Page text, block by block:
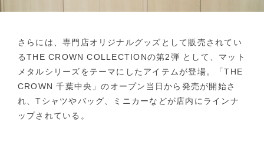
さらには、専門店オリジナルグッズとして販売されてい
るTHE CROWN COLLECTIONの第2弾 として、マット
メタルシリーズをテーマにしたアイテムが登場。「THE
CROWN 千葉中央」のオープン当日から発売が開始さ
れ、Tシャツやバッグ、ミニカーなどが店内にラインナ
ップされている。